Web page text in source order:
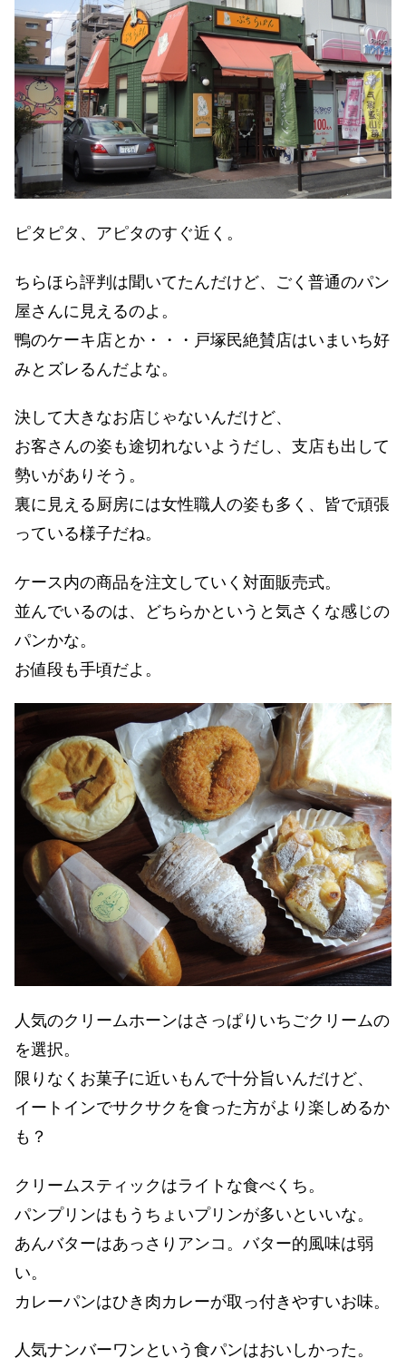
ピタピタ、アピタのすぐ近く。
ちらほら評判は聞いてたんだけど、ごく普通のパン
屋さんに見えるのよ。
鴨のケーキ店とか・・・戸塚民絶賛店はいまいち好
みとズレるんだよな。
決して大きなお店じゃないんだけど、
お客さんの姿も途切れないようだし、支店も出して
勢いがありそう。
裏に見える厨房には女性職人の姿も多く、皆で頑張
っている様子だね。
ケース内の商品を注文していく対面販売式。
並んでいるのは、どちらかというと気さくな感じの
パンかな。
お値段も手頃だよ。
人気のクリームホーンはさっぱりいちごクリームの
を選択。
限りなくお菓子に近いもんで十分旨いんだけど、
イートインでサクサクを食った方がより楽しめるか
も？
クリームスティックはライトな食べくち。
パンプリンはもうちょいプリンが多いといいな。
あんバターはあっさりアンコ。バター的風味は弱
い。
カレーパンはひき肉カレーが取っ付きやすいお味。
人気ナンバーワンという食パンはおいしかった。